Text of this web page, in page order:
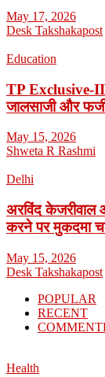
May 17, 2026
Desk Takshakapost
Education
TP Exclusive-
जालसाजी और
May 15, 2026
Shweta R Rashmi
Delhi
अरविंद केजरीवाल
करने पर मुकदमा
May 15, 2026
Desk Takshakapost
POPULAR
RECENT
Health